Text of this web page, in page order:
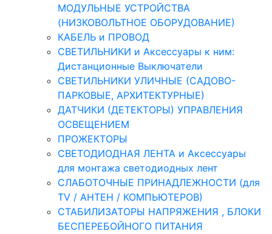
МОДУЛЬНЫЕ УСТРОЙСТВА
(НИЗКОВОЛЬТНОЕ ОБОРУДОВАНИЕ)
КАБЕЛЬ и ПРОВОД
СВЕТИЛЬНИКИ и Аксессуары к ним:
Дистанционные Выключатели
СВЕТИЛЬНИКИ УЛИЧНЫЕ (САДОВО-
ПАРКОВЫЕ, АРХИТЕКТУРНЫЕ)
ДАТЧИКИ (ДЕТЕКТОРЫ) УПРАВЛЕНИЯ
ОСВЕЩЕНИЕМ
ПРОЖЕКТОРЫ
СВЕТОДИОДНАЯ ЛЕНТА и Аксессуары
для монтажа светодиодных лент
СЛАБОТОЧНЫЕ ПРИНАДЛЕЖНОСТИ (для
TV / АНТЕН / КОМПЬЮТЕРОВ)
СТАБИЛИЗАТОРЫ НАПРЯЖЕНИЯ , БЛОКИ
БЕСПЕРЕБОЙНОГО ПИТАНИЯ